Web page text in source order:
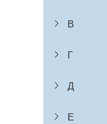
В
Г
Д
Е